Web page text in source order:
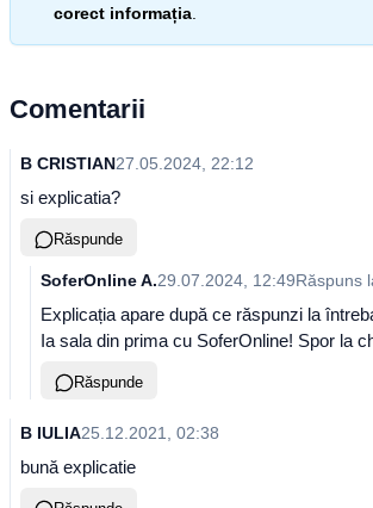
corect informația
Comentarii
B CRISTIAN27.05.2024, 22:12
si explicatia?
Răspunde
SoferOnline A.29.07.2024, 12:49Răspuns
Explicația apare după ce răspunzi la
Ia sala din prima cu SoferOnline! Spor la
Răspunde
B IULIA25.12.2021, 02:38
bună explicatie